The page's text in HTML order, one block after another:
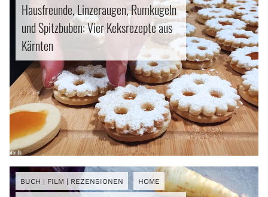
Hausfreunde, Linzeraugen, Rumkugeln
und Spitzbuben: Vier Keksrezepte aus
Kärnten
BUCH | FILM | REZENSIONEN HOME